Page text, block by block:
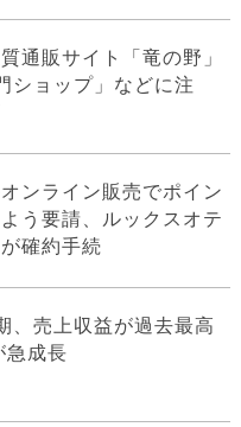
通販サイト「竜の野」
ショップ」などに注
ンライン販売でポイン
う要請、ルックスオテ
確約手続
、売上収益が過去最高
急成長